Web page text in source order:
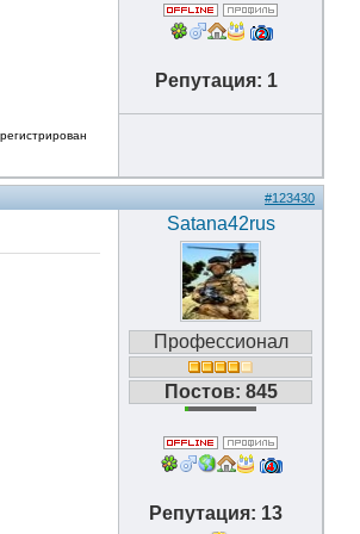
Репутация: 1
#123430
Satana42rus
Профессионал
Постов: 845
Репутация: 13